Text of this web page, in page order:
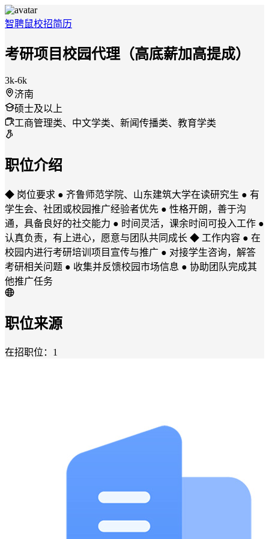
智聘鼠校招简历
考研项目校园代理（高底薪加高提成）
3k-6k
济南
硕士及以上
工商管理类、中文学类、新闻传播类、教育学类
职位介绍
◆ 岗位要求 ● 齐鲁师范学院、山东建筑大学在读研究生 ● 有
学生会、社团或校园推广经验者优先 ● 性格开朗，善于沟
通，具备良好的社交能力 ● 时间灵活，课余时间可投入工作 ●
认真负责，有上进心，愿意与团队共同成长 ◆ 工作内容 ● 在
校园内进行考研培训项目宣传与推广 ● 对接学生咨询，解答
考研相关问题 ● 收集并反馈校园市场信息 ● 协助团队完成其
他推广任务
职位来源
在招职位：1